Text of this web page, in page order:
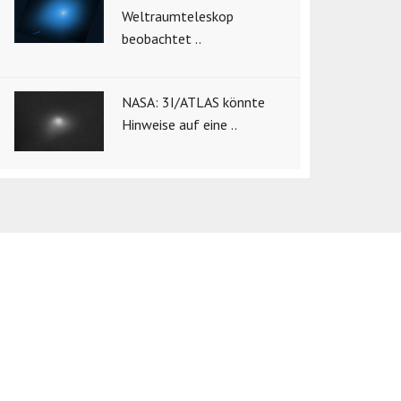
Weltraumteleskop
beobachtet ..
NASA: 3I/ATLAS könnte
Hinweise auf eine ..